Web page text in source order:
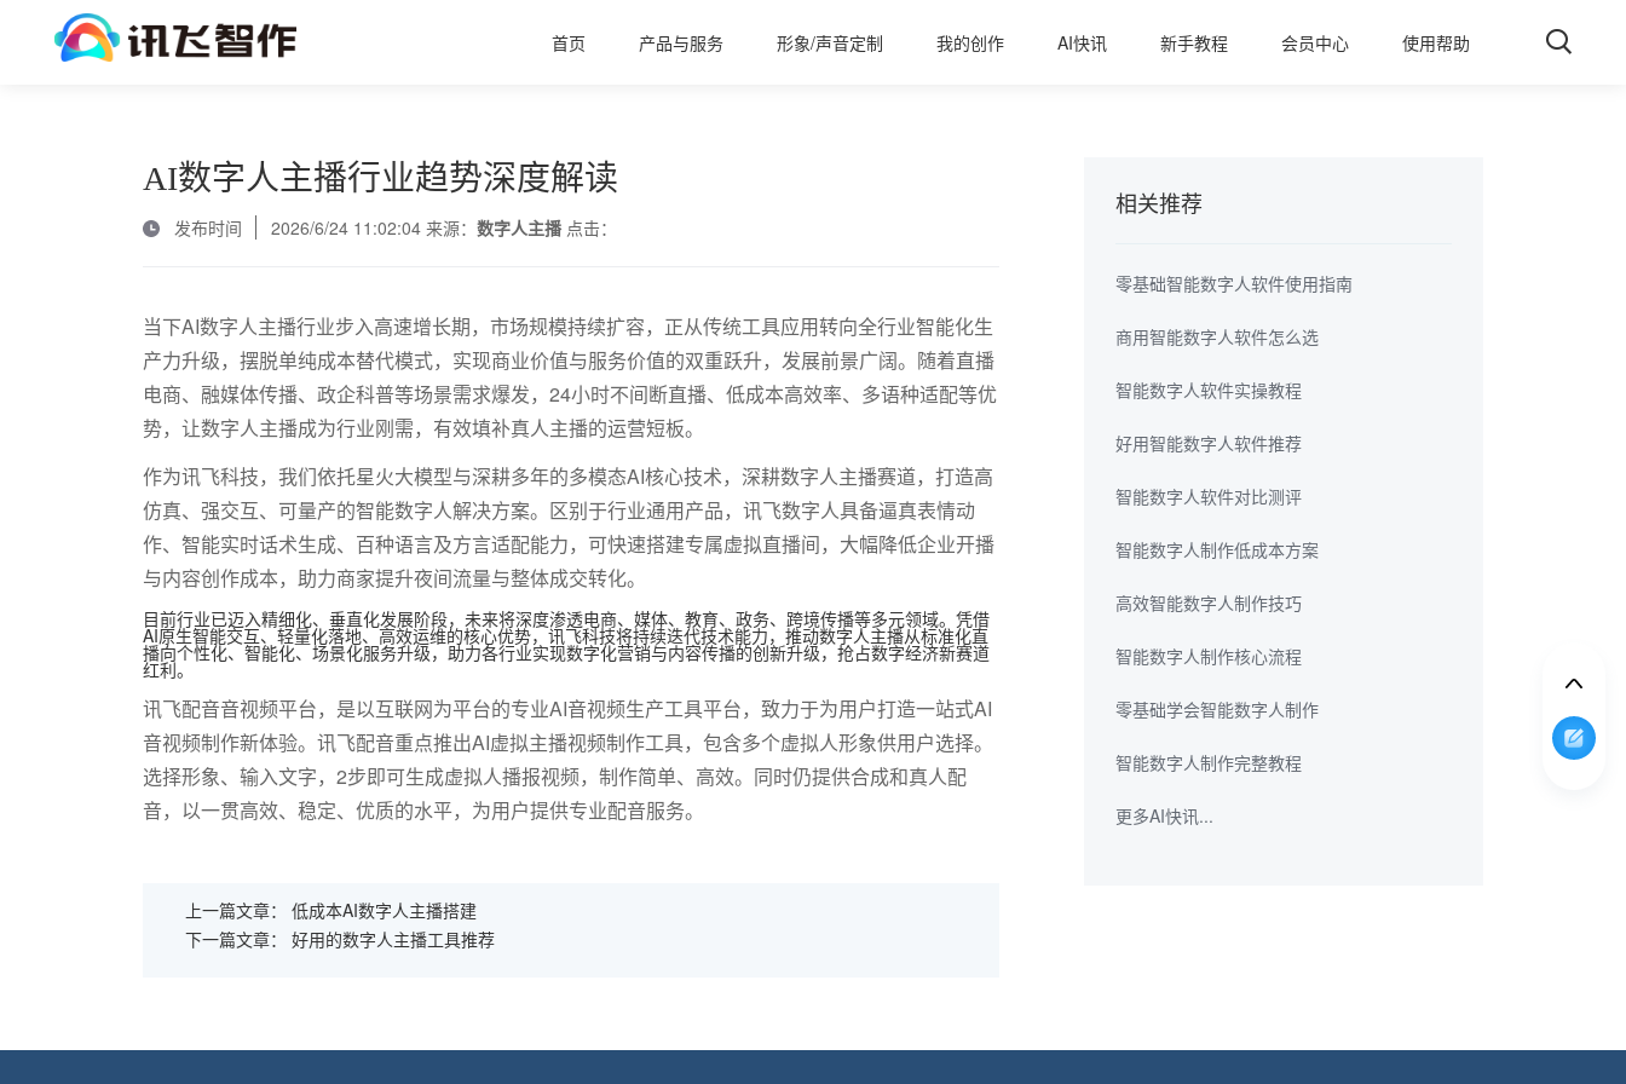
首页 产品与服务 形象/声音定制 我的创作 AI快讯 新手教程 会员中心 使用帮助
AI数字人主播行业趋势深度解读
发布时间 2026/6/24 11:02:04 来源： 数字人主播点击：
当下AI数字人主播行业步入高速增长期，市场规模持续扩容，正从传统工具应用转向全行业智能化生
产力升级，摆脱单纯成本替代模式，实现商业价值与服务价值的双重跃升，发展前景广阔。随着直播
电商、融媒体传播、政企科普等场景需求爆发， 24小时不间断直播、低成本高效率、多语种适配等优
势，让数字人主播成为行业刚需，有效填补真人主播的运营短板。
作为讯飞科技，我们依托星火大模型与深耕多年的多模态AI核心技术，深耕数字人主播赛道，打造高
仿真、强交互、可量产的智能数字人解决方案。区别于行业通用产品，讯飞数字人具备逼真表情动
作、智能实时话术生成、百种语言及方言适配能力，可快速搭建专属虚拟直播间，大幅降低企业开播
与内容创作成本，助力商家提升夜间流量与整体成交转化。
目前行业已迈入精细化、垂直化发展阶段，未来将深度渗透电商、媒体、教育、政务、跨境传播等多元领域。凭借
AI原生智能交互、轻量化落地、高效运维的核心优势，讯飞科技将持续迭代技术能力，推动数字人主播从标准化直
播向个性化、智能化、场景化服务升级，助力各行业实现数字化营销与内容传播的创新升级，抢占数字经济新赛道
红利。
讯飞配音音视频平台，是以互联网为平台的专业AI音视频生产工具平台，致力于为用户打造一站式AI
音视频制作新体验。讯飞配音重点推出AI虚拟主播视频制作工具，包含多个虚拟人形象供用户选择。
选择形象、输入文字，2步即可生成虚拟人播报视频，制作简单、高效。同时仍提供合成和真人配
音，以一贯高效、稳定、优质的水平，为用户提供专业配音服务。
上一篇文章： 低成本AI数字人主播搭建
下一篇文章： 好用的数字人主播工具推荐
相关推荐
零基础智能数字人软件使用指南
商用智能数字人软件怎么选
智能数字人软件实操教程
好用智能数字人软件推荐
智能数字人软件对比测评
智能数字人制作低成本方案
高效智能数字人制作技巧
智能数字人制作核心流程
零基础学会智能数字人制作
智能数字人制作完整教程
更多AI快讯...